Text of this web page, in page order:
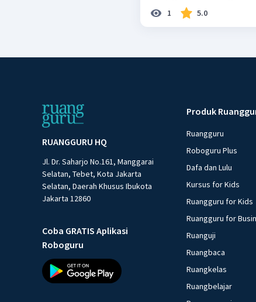
1 5.0
RUANGGURU HQ
Jl. Dr. Saharjo No.161, Manggarai
Selatan, Tebet, Kota Jakarta
Selatan, Daerah Khusus Ibukota
Jakarta 12860
Coba GRATIS Aplikasi
Roboguru
Produk
Ruangguru
Roboguru Plus
Dafa dan Lulu
Kursus for Kids
Ruangguru for Kids
Ruangguru for
Ruanguji
Ruangbaca
Ruangkelas
Ruangbelajar